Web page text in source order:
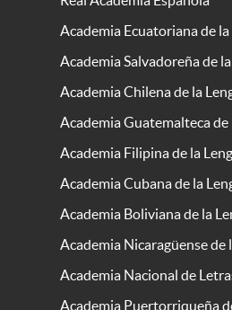
Academia Ecuatoriana de la
Academia Salvadoreña de
Academia Chilena de la
Academia Guatemalteca de
Academia Filipina de la
Academia Cubana de la
Academia Boliviana de la
Academia Nicaragüense de
Academia Nacional de
Academia Puertorriqueña